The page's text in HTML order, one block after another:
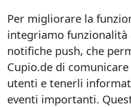
Per migliorare la
integriamo funzionalità
notifiche push, che
Cupio.de di
utenti e tenerli
eventi importanti.